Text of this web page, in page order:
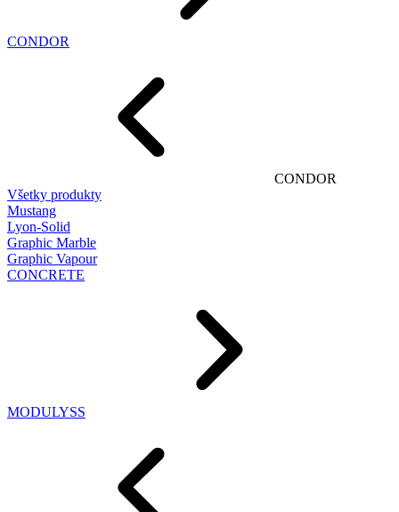
CONDOR
CONDOR
Všetky produkty
Mustang
Lyon-Solid
Graphic Marble
Graphic Vapour
CONCRETE
MODULYSS